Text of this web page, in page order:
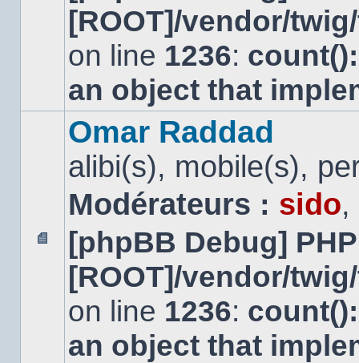
message
non
[ROOT]/vendor/
on line 1236:
an object that
Aucun
message
non
Omar Raddad
alibi(s), mobile(s),
Modérateurs : sido,
[phpBB Debug]
[ROOT]/vendor/
on line 1236:
an object that